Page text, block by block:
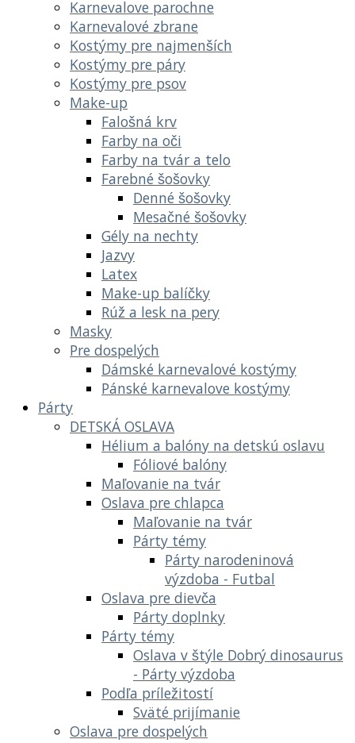
Karnevalove parochne
Karnevalové zbrane
Kostýmy pre najmenších
Kostýmy pre páry
Kostýmy pre psov
Make-up
Falošná krv
Farby na oči
Farby na tvár a telo
Farebné šošovky
Denné šošovky
Mesačné šošovky
Gély na nechty
Jazvy
Latex
Make-up balíčky
Rúž a lesk na pery
Masky
Pre dospelých
Dámské karnevalové kostýmy
Pánské karnevalove kostýmy
Párty
DETSKÁ OSLAVA
Hélium a balóny na detskú oslavu
Fóliové balóny
Maľovanie na tvár
Oslava pre chlapca
Maľovanie na tvár
Párty témy
Párty narodeninová
výzdoba - Futbal
Oslava pre dievča
Párty doplnky
Párty témy
Oslava v štýle Dobrý dinosaurus
- Párty výzdoba
Podľa príležitostí
Sväté prijímanie
Oslava pre dospelých